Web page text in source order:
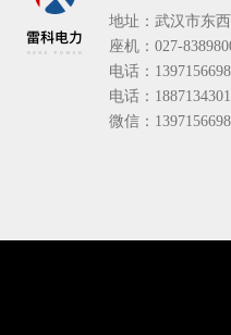
地址：武汉市东
座机：027-
电话：
电话：
微信：